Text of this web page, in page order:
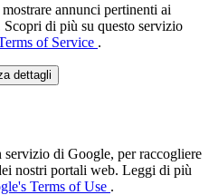
annunci pertinenti ai
di più su questo servizio
of Service .
dettagli
di Google, per raccogliere
nostri portali web. Leggi di più
Terms of Use .